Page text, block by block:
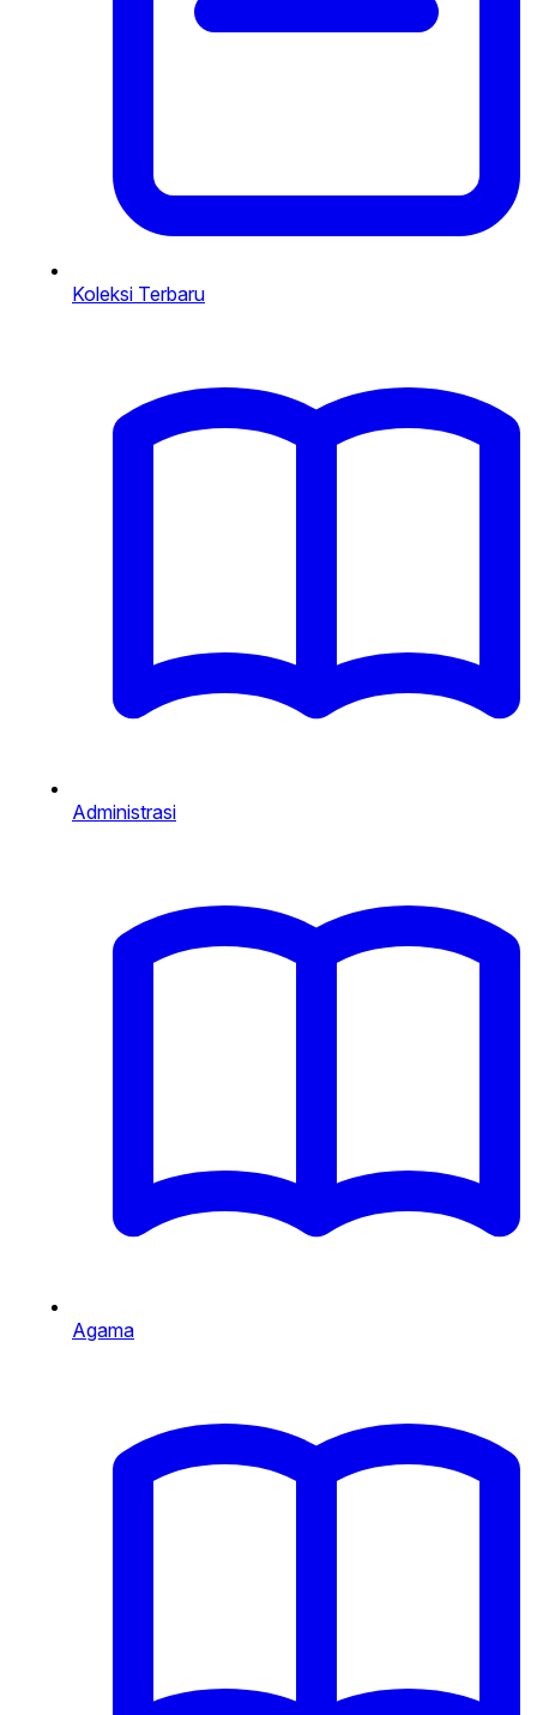
Koleksi Terbaru
Administrasi
Agama